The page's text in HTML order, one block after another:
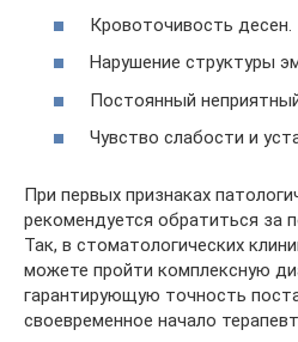
Кровоточивость десен.
Нарушение структуры
Постоянный
Чувство слабости и
При первых признаках
рекомендуется обратиться за
Так, в стоматологических
можете пройти комплексную
гарантирующую точность
своевременное начало